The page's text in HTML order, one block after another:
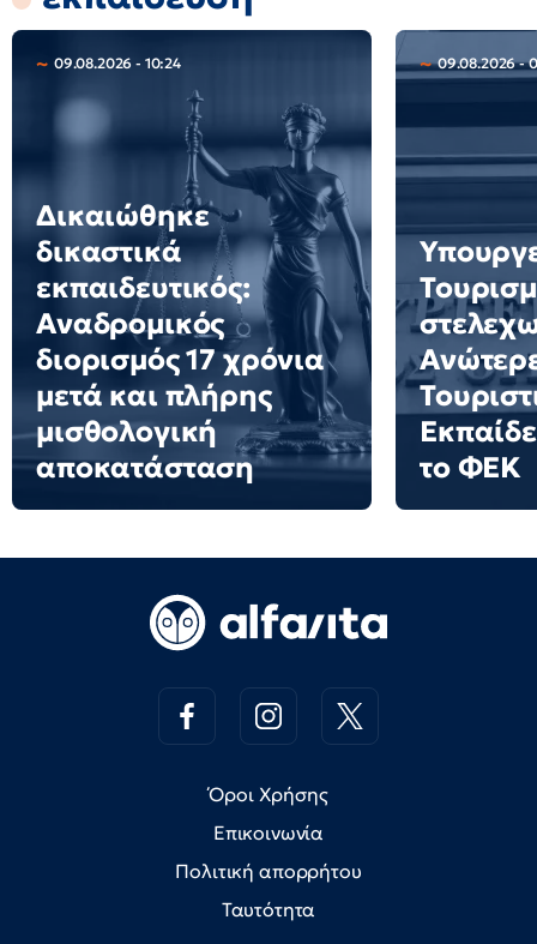
09.08.2026 - 10:24
Δικαιώθηκε
δικαστικά
εκπαιδευτικός:
Αναδρομικός
διορισμός 17 χρόνια
μετά και πλήρης
μισθολογική
αποκατάσταση
09.08.2026 -
το ΦΕΚ
Όροι Χρήσης
Επικοινωνία
Πολιτική απορρήτου
Ταυτότητα